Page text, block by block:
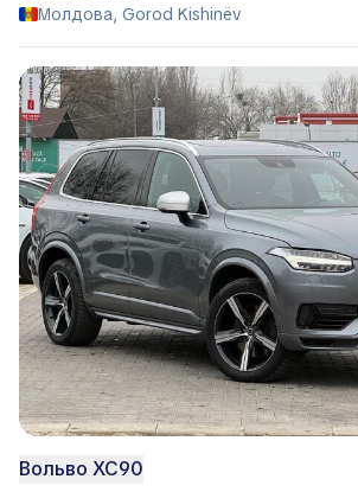
Молдова, Gorod Kishinëv
Вольво ХС90